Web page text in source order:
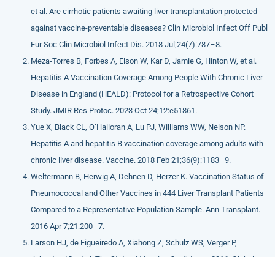
et al. Are cirrhotic patients awaiting liver transplantation protected
against vaccine-preventable diseases? Clin Microbiol Infect Off Publ
Eur Soc Clin Microbiol Infect Dis. 2018 Jul;24(7):787–8.
Meza-Torres B, Forbes A, Elson W, Kar D, Jamie G, Hinton W, et al.
Hepatitis A Vaccination Coverage Among People With Chronic Liver
Disease in England (HEALD): Protocol for a Retrospective Cohort
Study. JMIR Res Protoc. 2023 Oct 24;12:e51861.
Yue X, Black CL, O’Halloran A, Lu PJ, Williams WW, Nelson NP.
Hepatitis A and hepatitis B vaccination coverage among adults with
chronic liver disease. Vaccine. 2018 Feb 21;36(9):1183–9.
Weltermann B, Herwig A, Dehnen D, Herzer K. Vaccination Status of
Pneumococcal and Other Vaccines in 444 Liver Transplant Patients
Compared to a Representative Population Sample. Ann Transplant.
2016 Apr 7;21:200–7.
Larson HJ, de Figueiredo A, Xiahong Z, Schulz WS, Verger P,